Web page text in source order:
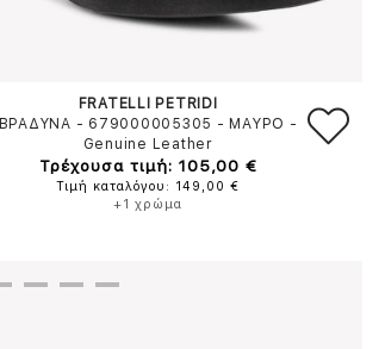
FRATELLI PETRIDI
ΒΡΑΔΥΝΑ - 679000005305 - ΜΑΥΡΟ -
Genuine Leather
Τρέχουσα τιμή: 105,00 €
Τιμή καταλόγου: 149,00 €
+1 χρώμα